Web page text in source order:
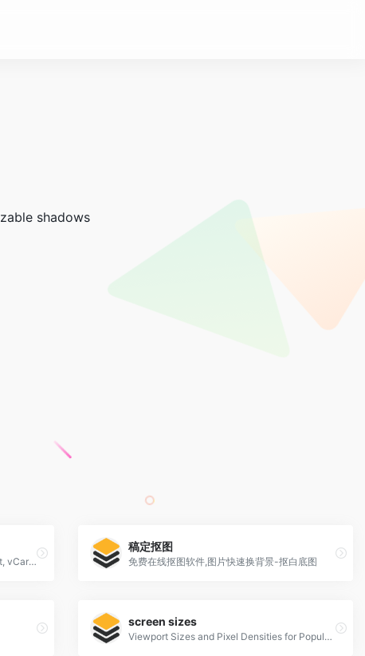
shadows
create QR codes for free (Logo, T-Shirt, vCard, EPS)
稿定抠图
免费在线抠图软件,图片快速换背景-抠白底图
screen sizes
Viewport Sizes and Pixel Densities for Popular Devices